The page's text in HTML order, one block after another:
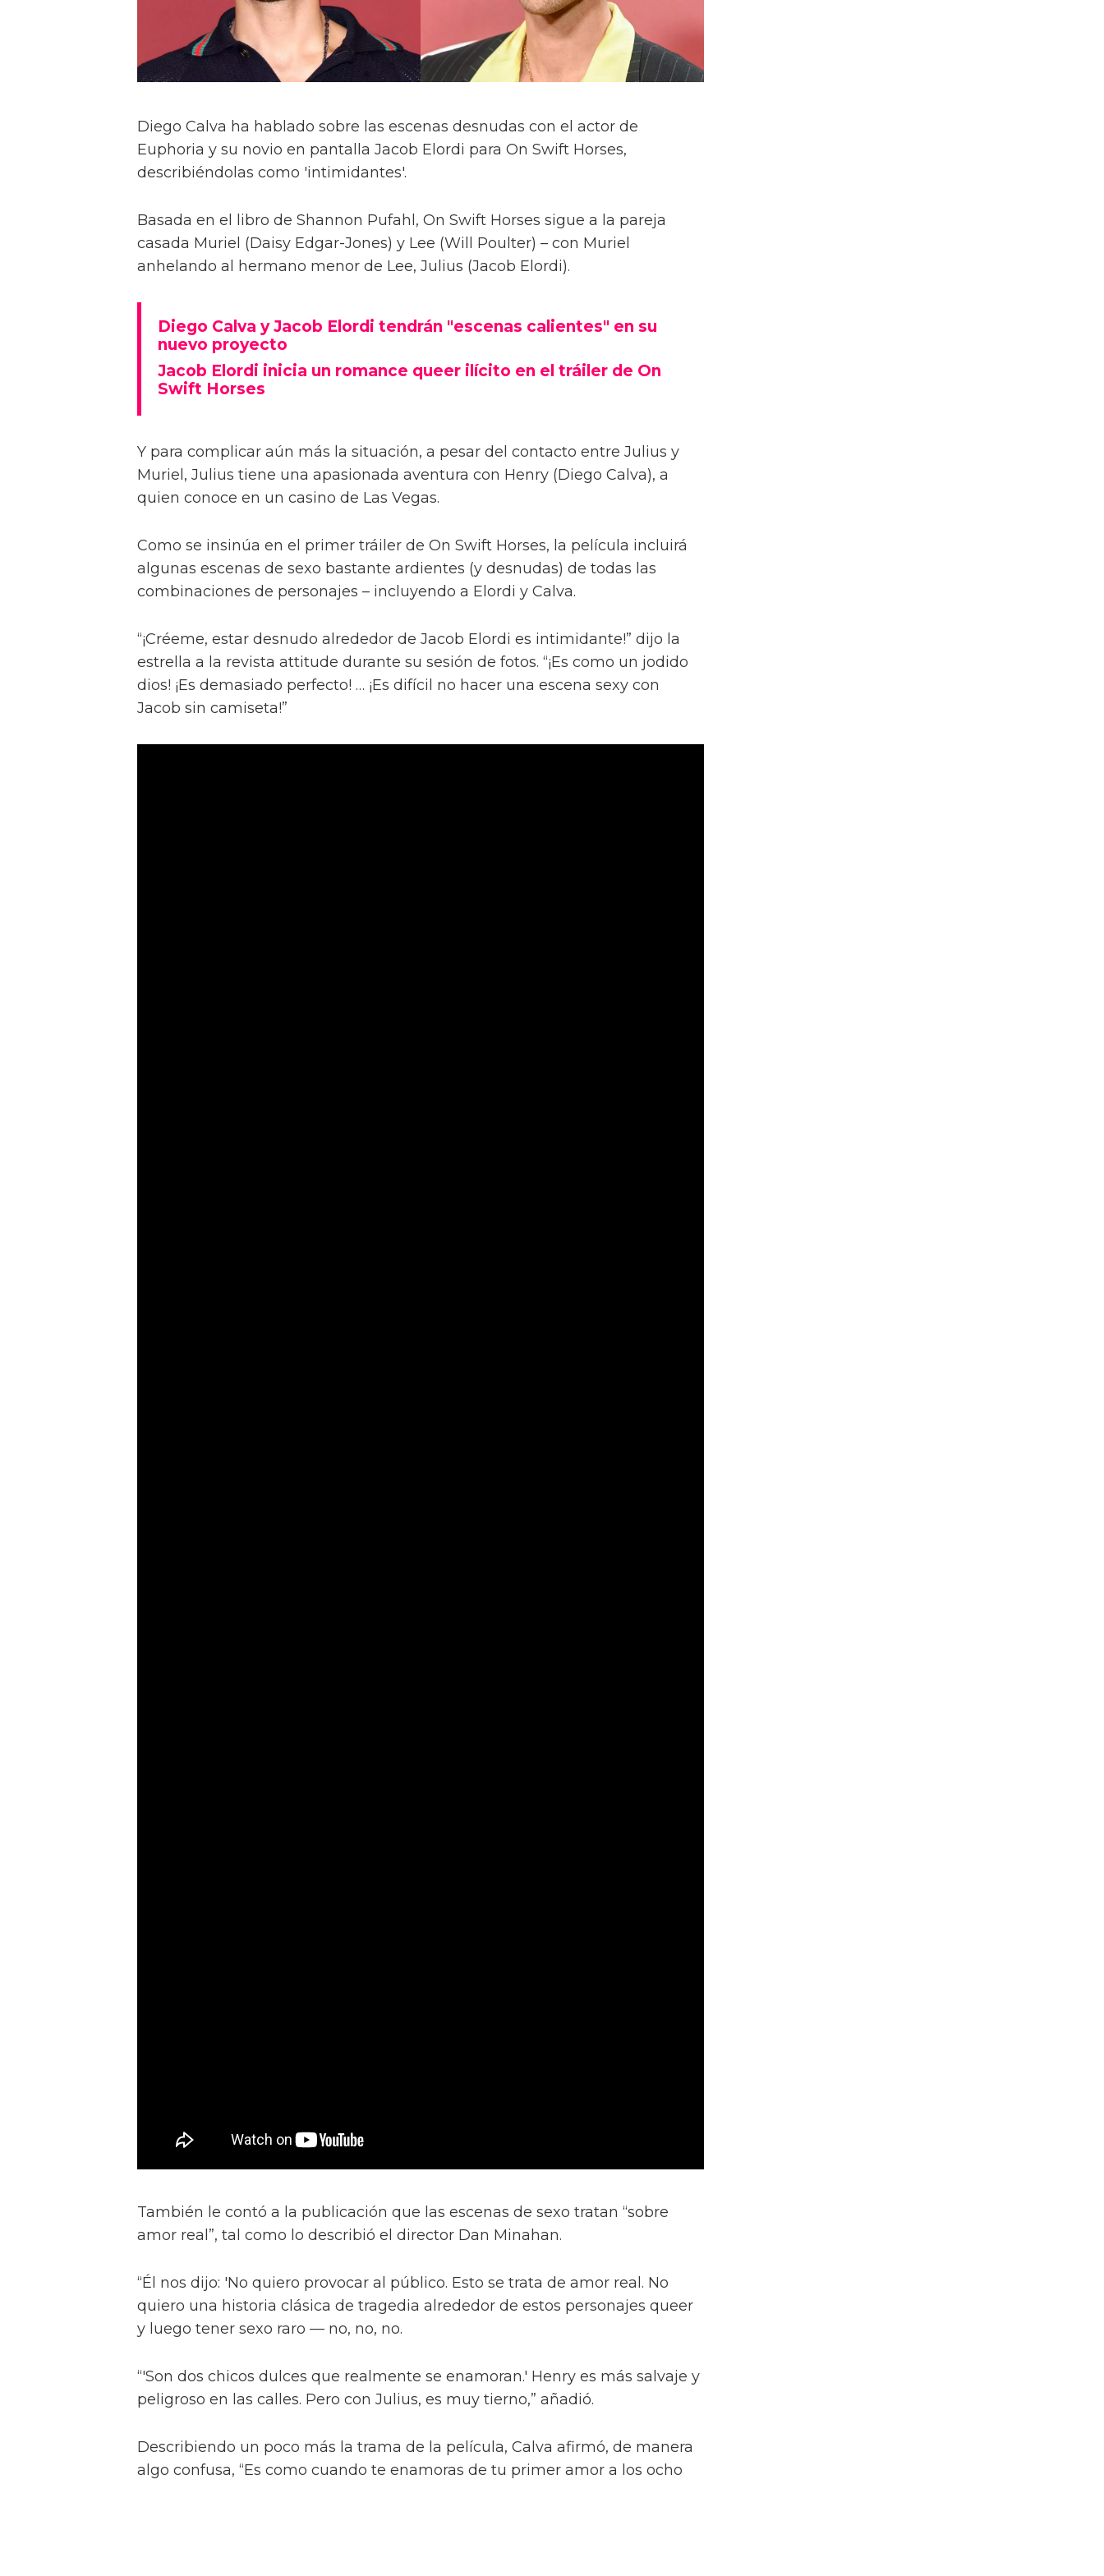
Diego Calva ha hablado sobre las escenas desnudas con el actor de
Euphoria y su novio en pantalla Jacob Elordi para On Swift Horses,
describiéndolas como 'intimidantes'.
Basada en el libro de Shannon Pufahl, On Swift Horses sigue a la pareja
casada Muriel (Daisy Edgar-Jones) y Lee (Will Poulter) – con Muriel
anhelando al hermano menor de Lee, Julius (Jacob Elordi).
Diego Calva y Jacob Elordi tendrán "escenas calientes" en su
nuevo proyecto
Jacob Elordi inicia un romance queer ilícito en el tráiler de On
Swift Horses
Y para complicar aún más la situación, a pesar del contacto entre Julius y
Muriel, Julius tiene una apasionada aventura con Henry (Diego Calva), a
quien conoce en un casino de Las Vegas.
Como se insinúa en el primer tráiler de On Swift Horses, la película incluirá
algunas escenas de sexo bastante ardientes (y desnudas) de todas las
combinaciones de personajes – incluyendo a Elordi y Calva.
“¡Créeme, estar desnudo alrededor de Jacob Elordi es intimidante!” dijo la
estrella a la revista attitude durante su sesión de fotos. “¡Es como un jodido
dios! ¡Es demasiado perfecto! … ¡Es difícil no hacer una escena sexy con
Jacob sin camiseta!”
También le contó a la publicación que las escenas de sexo tratan “sobre
amor real”, tal como lo describió el director Dan Minahan.
“Él nos dijo: 'No quiero provocar al público. Esto se trata de amor real. No
quiero una historia clásica de tragedia alrededor de estos personajes queer
y luego tener sexo raro — no, no, no.
“'Son dos chicos dulces que realmente se enamoran.' Henry es más salvaje y
peligroso en las calles. Pero con Julius, es muy tierno,” añadió.
Describiendo un poco más la trama de la película, Calva afirmó, de manera
algo confusa, “Es como cuando te enamoras de tu primer amor a los ocho